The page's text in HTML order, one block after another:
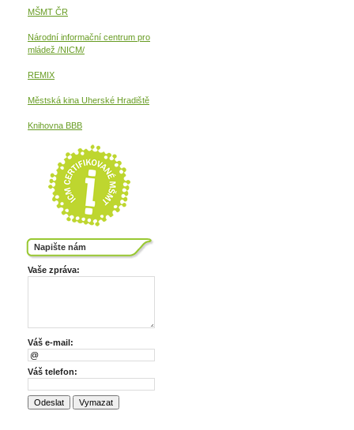
MŠMT ČR
Národní informační centrum pro
mládež /NICM/
REMIX
Městská kina Uherské Hradiště
Knihovna BBB
Napište nám
Vaše zpráva:
Váš e-mail:
Váš telefon: